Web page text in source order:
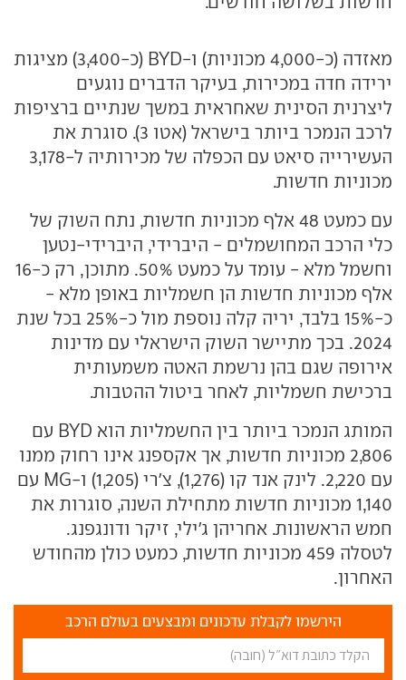
מאזדה (כ-4,000 מכוניות) ו-BYD (כ-3,400) מציגות
ירידה חדה במכירות, בעיקר הדברים נוגעים
ליצרנית הסינית שאחראית במשך שנתיים ברציפות
לרכב הנמכר ביותר בישראל (אטו 3). סוגרת את
העשירייה סיאט עם הכפלה של מכירותיה ל-3,178
מכוניות חדשות.
עם כמעט 48 אלף מכוניות חדשות, נתח השוק של
כלי הרכב המחושמלים - היברידי, היברידי-נטען
וחשמל מלא - עומד על כמעט 50%. מתוכן, רק כ-16
אלף מכוניות חדשות הן חשמליות באופן מלא -
כ-15% בלבד, יריה קלה נוספת מול כ-25% בכל שנת
2024. בכך מתיישר השוק הישראלי עם מדינות
אירופה שגם בהן נרשמת האטה משמעותית
ברכישת חשמליות, לאחר ביטול ההטבות.
המותג הנמכר ביותר בין החשמליות הוא BYD עם
2,806 מכוניות חדשות, אך אקספנג אינו רחוק ממנו
עם 2,220. לינק אנד קו (1,276), צ'רי (1,205) ו-MG עם
1,140 מכוניות חדשות מתחילת השנה, סוגרות את
חמש הראשונות. אחריהן ג'ילי, זיקר ודונגפנג.
לטסלה 459 מכוניות חדשות, כמעט כולן מהחודש
האחרון.
הירשמו לקבלת עדכונים ומבצעים בעולם הרכב